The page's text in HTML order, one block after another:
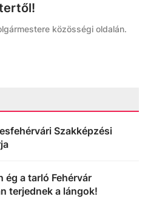
közösségi oldalán.
Szakképzési
ég a tarló Fehérvár
terjednek a lángok!